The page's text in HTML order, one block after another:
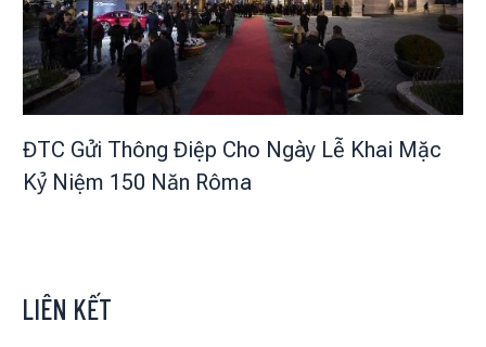
ĐTC Gửi Thông Điệp Cho Ngày Lễ Khai Mặc
Kỷ Niệm 150 Năn Rôma
LIÊN KẾT